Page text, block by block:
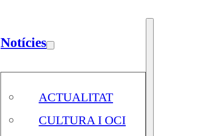
Notícies
ACTUALITAT
CULTURA I OCI